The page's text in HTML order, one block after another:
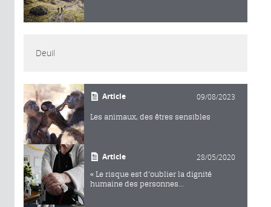
Deuil
Article 09/08/2023
Les animaux, des êtres sensibles
Article 28/05/2020
« Le risque est d'oublier la dignité
humaine des personnes...